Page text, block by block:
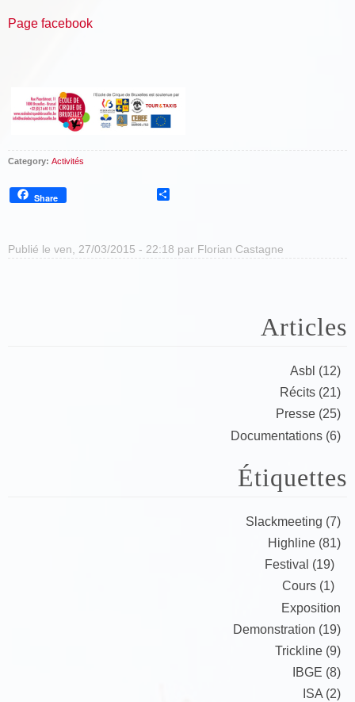
Page facebook
Category: Activités
Share
Publié le ven, 27/03/2015 - 22:18 par Florian Castagne
Articles
Asbl (12)
Récits (21)
Presse (25)
Documentations (6)
Étiquettes
Slackmeeting (7)
Highline (81)
Festival (19)
Cours (1)
Exposition
Demonstration (19)
Trickline (9)
IBGE (8)
ISA (2)